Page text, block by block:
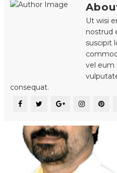
Ut wisi
nostrud
suscipit
vel eum
consequat.